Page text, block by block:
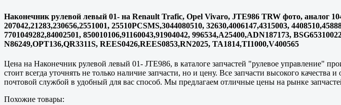
Наконечник рулевой левый 01- на Renault Trafic, Opel Vivaro, JTE986 TRW фото, аналог
207042,21283,230656,2551001, 25510PCSMS,3044080510, 32630,4006147,4315003,
7701049282,84002501, 850010106,91160043,91904042, 996534,A25400,ADN187173,
N86249,OPT136,QR3311S, REES0426,REES0853,RN2025, TA1814,TI1000,V400565
Цена на Наконечник рулевой левый 01- JTE986, в каталоге запчастей "рулевое управление"
стоит всегда уточнять не только наличие запчасти, но и цену. Все запчасти высокого
почтовой службой в удобный для вас способ. Мы предлагаем отличные цены на рынке
Похожие товары: